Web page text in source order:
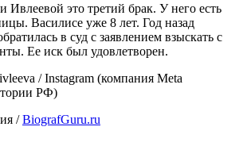
Ивлеевой это третий брак. У него есть
Василисе уже 8 лет. Год назад
в суд с заявлением взыскать с
Ее иск был удовлетворен.
/ Instagram (компания Meta
РФ)
/BiografGuru.ru